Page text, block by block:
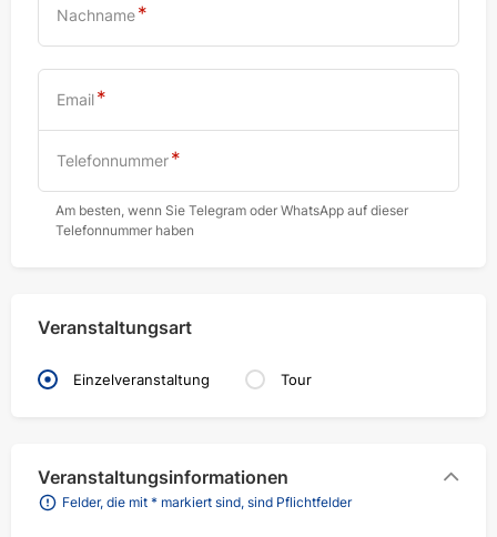
Nachname
Email
Telefonnummer
Am besten, wenn Sie Telegram oder WhatsApp auf dieser
Telefonnummer haben
Veranstaltungsart
Einzelveranstaltung Tour
Veranstaltungsinformationen
Felder, die mit * markiert sind, sind Pflichtfelder